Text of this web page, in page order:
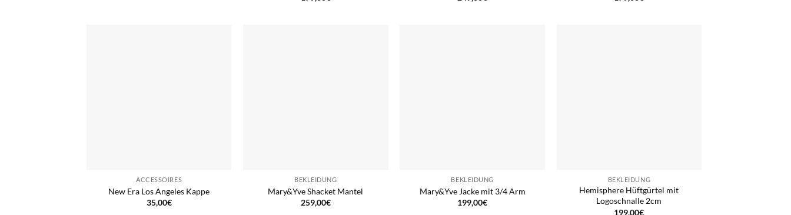
ACCESSOIRES
New Era Los Angeles Kappe
35,00€
BEKLEIDUNG
Mary&Yve Shacket Mantel
259,00€
BEKLEIDUNG
Mary&Yve Jacke mit 3/4 Arm
199,00€
BEKLEIDUNG
Hemisphere Hüftgürtel mit
Logoschnalle 2cm
199,00€